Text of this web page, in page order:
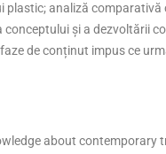
analiză comparativă
și a dezvoltării
de conținut impus ce
about contemporary